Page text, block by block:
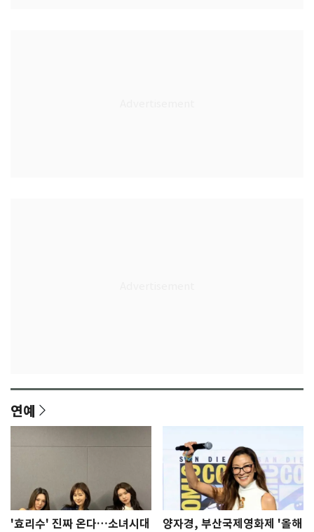
연예
'효리수' 진짜 온다…소녀시대
양자경, 부산국제영화제 '올해